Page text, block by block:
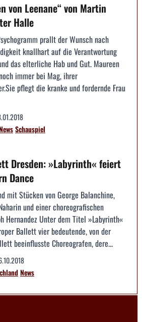
von Leenane“ von Martin
Halle
prallt der Wunsch nach
knallhart auf die Verantwortung
das elterliche Hab und Gut. Maureen
immer bei Mag, ihrer
pflegt die kranke und fordernde Frau
Schauspiel
Dresden: »Labyrinth« feiert
Dance
mit Stücken von George Balanchine,
und einer choreografischen
Hernandez Unter dem Titel »Labyrinth«
Ballett vier bedeutende, von der
beeinflusste Choreografen, dere...
News